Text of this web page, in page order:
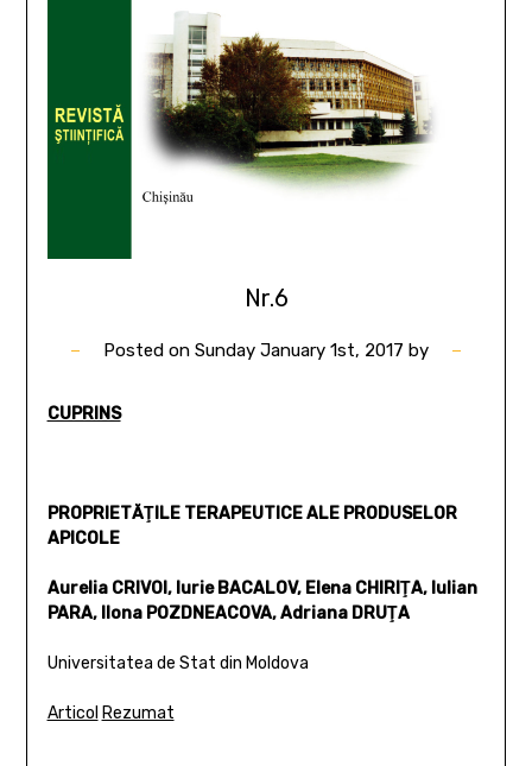
Nr.6
Posted on Sunday January 1st, 2017 by
CUPRINS
PROPRIETĂŢILE TERAPEUTICE ALE PRODUSELOR
APICOLE
Aurelia CRIVOI, Iurie BACALOV, Elena CHIRIŢA, Iulian
PARA, Ilona POZDNEACOVA, Adriana DRUŢA
Universitatea de Stat din Moldova
Articol Rezumat